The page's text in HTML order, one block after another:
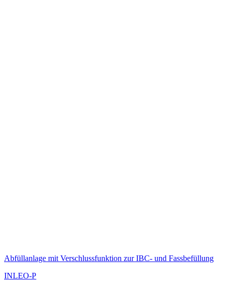
Abfüllanlage mit Verschlussfunktion zur IBC- und Fassbefüllung
INLEO-P